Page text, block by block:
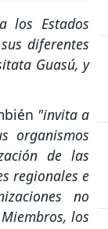
los Estados
diferentes
Guasú, y
"invita a
organismos
de las
regionales e
no
los